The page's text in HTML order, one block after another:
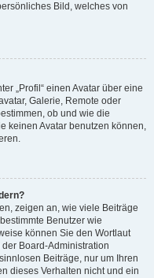
Bild, welches von
„Profil“ einen Avatar über eine
Galerie, Remote oder
ob und wie die
keinen Avatar benutzen können,
zeigen an, wie viele Beiträge
Benutzer wie
können Sie den Wortlaut
Board-Administration
Beiträge, nur um Ihren
dieses Verhalten nicht und ein